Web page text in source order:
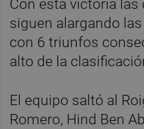
Con esta victoria las
siguen alargando
con 6 triunfos
alto de la
El equipo saltó al
Romero, Hind Ben